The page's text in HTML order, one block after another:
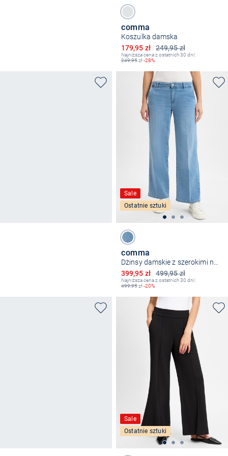
comma
Koszulka damska
249,95 zł
Obniżona cena
179,95 zł
Najniższa cena z ostatnich 30 dni:
249,95zł-28%
Sale
Ostatnie sztuki
comma
499,95 zł
Obniżona cena
399,95 zł
Najniższa cena z ostatnich 30 dni:
499,95zł-20%
Sale
Ostatnie sztuki